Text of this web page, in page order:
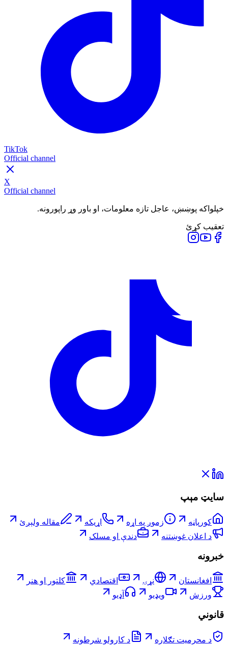
TikTok
Official channel
X
Official channel
خپلواکه پوښښ، عاجل تازه معلومات، او باور وړ راپورونه.
تعقیب کړئ
سایټ مېپ
کورپاڼه زموږ په اړه اړیکه
مقاله ولېږئ
د اعلان غوښتنه
دندې او مسلک
خبرونه
افغانستان نړۍ اقتصادي
کلتور او هنر
ورزش
ویډیو آډیو
قانوني
د محرمیت تګلاره د کارولو شرطونه